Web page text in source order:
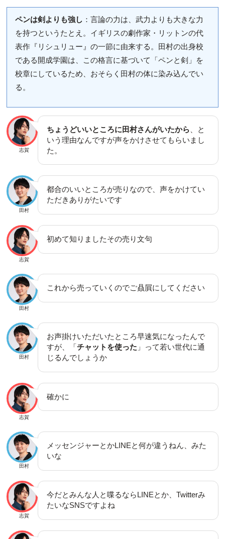
ペンは剣よりも強し ：言論の力は、武力よりも大きな力
を持つというたとえ。イギリスの劇作家・リットンの代
表作『リシュリュー』の一節に由来する。田村の出身校
である開成学園は、この格言に基づいて「ペンと剣」を
校章にしているため、おそらく田村の体に染み込んでい
る。
志賀
ちょうどいいところに田村さんがいたから 、と
いう理由なんですが声をかけさせてもらいまし
た。
田村
都合のいいところが売りなので、声をかけてい
ただきありがたいです
志賀
初めて知りましたその売り文句
田村
これから売っていくのでご贔屓にしてください
田村
お声掛けいただいたところ早速気になったんで
すが、「チャットを使った 」って若い世代に通
じるんでしょうか
志賀
確かに
田村
メッセンジャーとかLINEと何が違うねん、みた
いな
志賀
今だとみんな人と喋るならLINEとか、Twitterみ
たいなSNSですよね